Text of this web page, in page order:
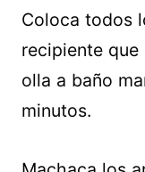
Coloca todos
recipiente que
olla a baño
minutos.